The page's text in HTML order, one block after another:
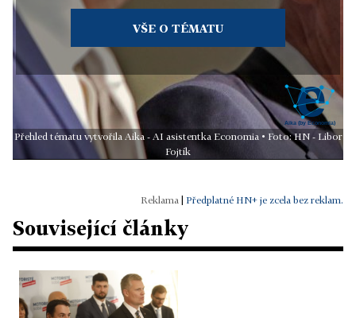
VŠE O TÉMATU
Přehled tématu vytvořila Aika - AI asistentka Economia • Foto: HN - Libor
Fojtík
Předplatné HN+ je zcela bez reklam.
Související články